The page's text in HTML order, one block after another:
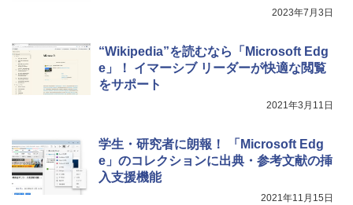
2023年7月3日
“Wikipedia”を読むなら「Microsoft Edg
e」！ イマーシブ リーダーが快適な閲覧
をサポート
2021年3月11日
学生・研究者に朗報！ 「Microsoft Edg
e」のコレクションに出典・参考文献の挿
入支援機能
2021年11月15日